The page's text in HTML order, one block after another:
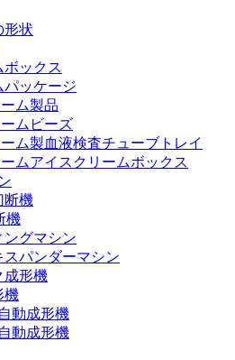
形状
ボックス
パッケージ
ム製品
ムビーズ
ム製血液検査チューブトレイ
ムアイスクリームボックス
断機
機
ングマシン
スパンダーマシン
成形機
機
動成形機
動成形機